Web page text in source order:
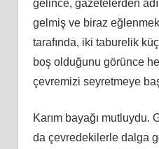
gelince, gazetelerden
gelmiş ve biraz
tarafında, iki taburelik
boş olduğunu görünce
çevremizi seyretmeye
Karım bayağı mutluydu.
da çevredekilerle dalga